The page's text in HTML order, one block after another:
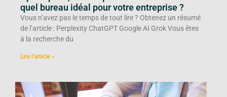
quel bureau idéal pour votre entreprise ?
Vous n’avez pas le temps de tout lire ? Obtenez un résumé
de l’article : Perplexity ChatGPT Google AI Grok Vous êtes
à la recherche du
Lire l'article »